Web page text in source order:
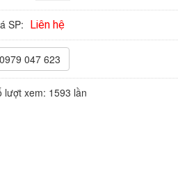
SP: Liên hệ
0979 047 623
lượt xem: 1593 lần